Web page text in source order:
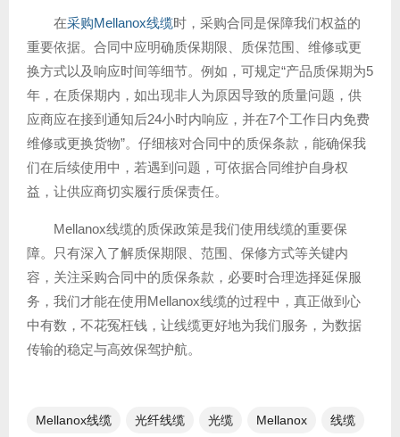
在采购Mellanox线缆时，采购合同是保障我们权益的
重要依据。合同中应明确质保期限、质保范围、维修或更
换方式以及响应时间等细节。例如，可规定“产品质保期为5
年，在质保期内，如出现非人为原因导致的质量问题，供
应商应在接到通知后24小时内响应，并在7个工作日内免费
维修或更换货物”。仔细核对合同中的质保条款，能确保我
们在后续使用中，若遇到问题，可依据合同维护自身权
益，让供应商切实履行质保责任。
Mellanox线缆的质保政策是我们使用线缆的重要保
障。只有深入了解质保期限、范围、保修方式等关键内
容，关注采购合同中的质保条款，必要时合理选择延保服
务，我们才能在使用Mellanox线缆的过程中，真正做到心
中有数，不花冤枉钱，让线缆更好地为我们服务，为数据
传输的稳定与高效保驾护航。
Mellanox线缆 光纤线缆​ 光缆 Mellanox 线缆